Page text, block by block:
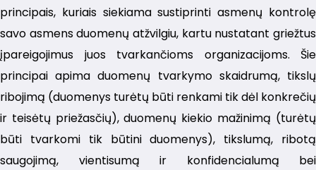
principais, kuriais siekiama sustiprinti asmenų kontrolę
savo asmens duomenų atžvilgiu, kartu nustatant griežtus
įpareigojimus juos tvarkančioms organizacijoms. Šie
principai apima duomenų tvarkymo skaidrumą, tikslų
ribojimą (duomenys turėtų būti renkami tik dėl konkrečių
ir teisėtų priežasčių), duomenų kiekio mažinimą (turėtų
būti tvarkomi tik būtini duomenys), tikslumą, ribotą
saugojimą, vientisumą ir konfidencialumą bei